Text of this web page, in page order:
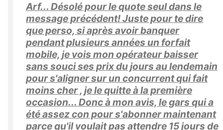
Arf... Désolé pour le quote seul dans le
message précédent! Juste pour te dire
que perso, si après avoir banquer
pendant plusieurs années un forfait
mobile, je vois mon opérateur baisser
sans souci ses prix du jours au lendemain
pour s'aligner sur un concurrent qui fait
moins cher , je le quitte à la première
occasion... Donc à mon avis, le gars qui a
été assez con pour s'abonner maintenant
parce qu'il voulait pas attendre 15 jours de